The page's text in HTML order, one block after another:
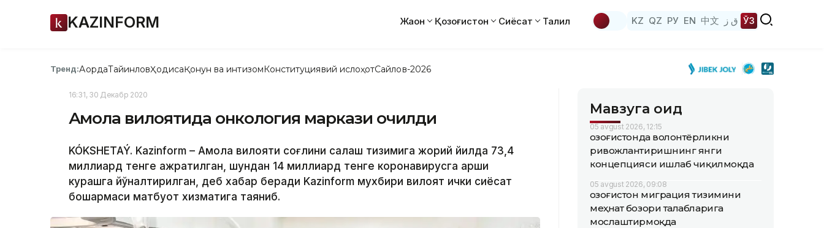
KAZINFORM Жаҳон Қозоғистон Сиёсат Таҳлил KZ QZ РУ EN 中文 ق ز ЎЗ
Тренд:АқордаТайинловҲодисаҚонун ва интизомКонституциявий ислоҳотСайлов-2026
16:31, 30 Декабр 2020
Ақмола вилоятида онкология маркази очилди
KÓKSHETAÝ. Kazinform – Ақмола вилояти соғлиқни сақлаш тизимига жорий йилда 73,4
миллиард тенге ажратилган, шундан 14 миллиард тенге коронавирусга қарши
курашга йўналтирилган, деб хабар беради Kazinform мухбири вилоят ички сиёсат
бошқармаси матбуот хизматига таяниб.
Мавзуга оид
05 avgust 2026, 12:15
Қозоғистонда волонтёрликни
ривожлантиришнинг янги
концепцияси ишлаб чиқилмоқда
05 avgust 2026, 09:08
Қозоғистон миграция тизимини
меҳнат бозори талабларига
мослаштирмоқда